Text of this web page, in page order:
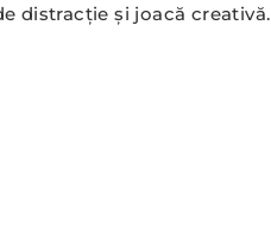
distracție și joacă creativă.